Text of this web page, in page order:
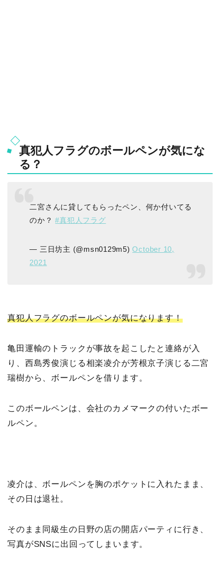
真犯人フラグのボールペンが気にな
る？
二宮さんに貸してもらったペン、何か付いてる
のか？#真犯人フラグ
— 三日坊主 (@msn0129m5)October 10,
2021
真犯人フラグのボールペンが気になります！
亀田運輸のトラックが事故を起こしたと連絡が入
り、西島秀俊演じる相楽凌介が芳根京子演じる二宮
瑞樹から、ボールペンを借ります。
このボールペンは、会社のカメマークの付いたボー
ルペン。
凌介は、ボールペンを胸のポケットに入れたまま、
その日は退社。
そのまま同級生の日野の店の開店パーティに行き、
写真がSNSに出回ってしまいます。